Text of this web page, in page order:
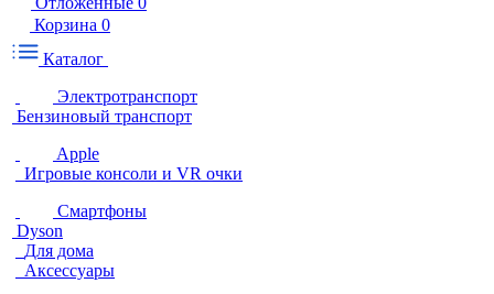
Корзина 0
Каталог
Электротранспорт
Бензиновый транспорт
Apple
Игровые консоли и VR очки
Смартфоны
Dyson
Для дома
Аксессуары